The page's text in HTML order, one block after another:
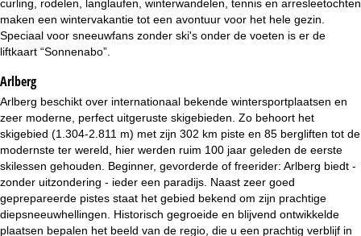
curling, rodelen, langlaufen, winterwandelen, tennis en arresleetochten
maken een wintervakantie tot een avontuur voor het hele gezin.
Speciaal voor sneeuwfans zonder ski's onder de voeten is er de
liftkaart “Sonnenabo”.
Arlberg
Arlberg beschikt over internationaal bekende wintersportplaatsen en
zeer moderne, perfect uitgeruste skigebieden. Zo behoort het
skigebied (1.304-2.811 m) met zijn 302 km piste en 85 bergliften tot de
modernste ter wereld, hier werden ruim 100 jaar geleden de eerste
skilessen gehouden. Beginner, gevorderde of freerider: Arlberg biedt -
zonder uitzondering - ieder een paradijs. Naast zeer goed
geprepareerde pistes staat het gebied bekend om zijn prachtige
diepsneeuwhellingen. Historisch gegroeide en blijvend ontwikkelde
plaatsen bepalen het beeld van de regio, die u een prachtig verblijf in